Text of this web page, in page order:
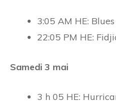
3:05 AM HE:
22:05 PM HE:
Samedi 3 mai
3 h 05 HE: